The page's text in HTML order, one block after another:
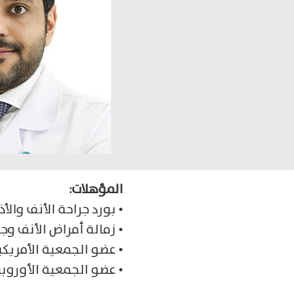
المؤهلات:
• بورد جراحة الأنف
• زمالة أمراض الأنف
• عضو الجمعية
• عضو الجمعية